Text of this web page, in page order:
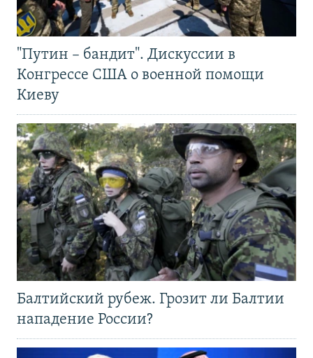
"Путин – бандит". Дискуссии в
Конгрессе США о военной помощи
Киеву
Балтийский рубеж. Грозит ли Балтии
нападение России?